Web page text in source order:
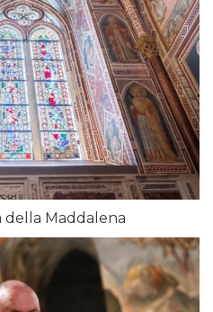
della Maddalena